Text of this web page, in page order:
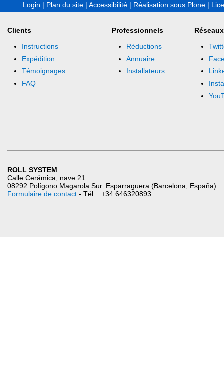
Login | Plan du site| Accessibilité| Réalisation sous Plone|
Clients
Instructions
Expédition
Témoignages
FAQ
Professionnels
Réductions
Annuaire
Installateurs
Réseaux
ROLL SYSTEM
Calle Cerámica, nave 21
08292 Polígono Magarola Sur. Esparraguera (Barcelona, España)
Formulaire de contact- Tél. : +34.646320893